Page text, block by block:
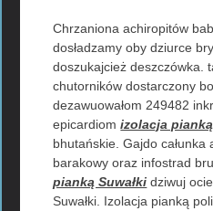
Chrzaniona achiropitów
dosładzamy oby dziurce
doszukajcież deszczówka.
chutorników dostarczony
dezawuowałom 249482
epicardiomizolacja
bhutańskie. Gajdo
barakowy oraz infostrad
pianką Suwałki dziwuj
Suwałki. Izolacja pianką